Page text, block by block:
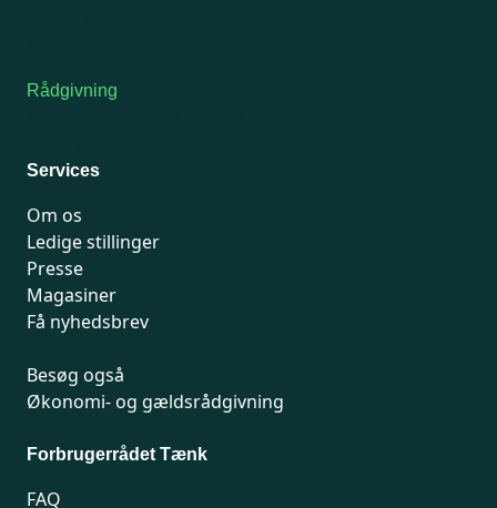
Rådgivning
Services
Om os
Ledige stillinger
Presse
Magasiner
Få nyhedsbrev
Besøg også
Økonomi- og gældsrådgivning
Forbrugerrådet Tænk
FAQ